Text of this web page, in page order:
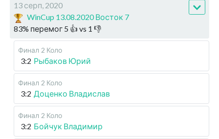
13 серп, 2020
WinCup 13.08.2020 Восток 7
83% перемог 5 👍 vs 1 👎
Финал 2 Коло
3:2 Рыбаков Юрий
Финал 2 Коло
3:2 Доценко Владислав
Финал 2 Коло
3:2 Бойчук Владимир